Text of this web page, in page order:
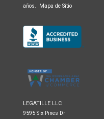
años. Mapa de Sitio
LEGATILLE LLC
9595 Six Pines Dr